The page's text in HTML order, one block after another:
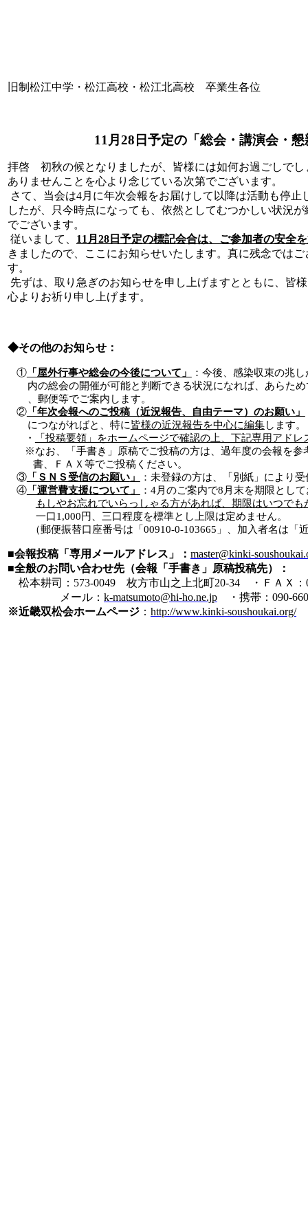
旧制松江中学・松江高校・松江北高校 卒業生各位
11 月 28 日予定の「総会・講演会・
拝啓 初秋の候となりましたが、皆様には如何お過ごしで
ありませんことを心より念じている次第でございます。
さて、当会は4月に年次会報をお届けして以降は活動も停
したが、只今時点になっても、依然としてむつかしい状況
でございます。
従いまして、 11 月 28 日予定の標記会合は、 ご参加者の安全
きましたので、ここにお知らせいたします。真に残念では
す。
先ずは、取り急ぎのお知らせを申し上げますとともに、皆
心よりお祈り申し上げます。
◆その他のお知らせ：
①「屋外行事や総会の今後について」
：今後、感染収束の兆
内の総会の開催が可能と判断できる状況になれば、あらため
、郵便等でご案内します。
②「年次会報へのご投稿（近況報告、自由テーマ）のお願い」
につながればと、特に皆様の近況報告を中心に編集します。
・
「投稿要領」をホームページで確認の上、下記専用アド
※なお、「手書き」原稿でご投稿の方は、過年度の会報を参
書、ＦＡＸ等でご投稿ください。
③「ＳＮＳ受信のお願い」
：未登録の方は、「別紙」により
④「運営費支援について」 ： 4月のご案内で8 月末を期限とし
もしやお忘れでいらっしゃる方があれば、期限はいつでも
一口1,000円、三口程度を標準とし上限は定めません。
（郵便振替口座番号は「 00910-0-103665 」、加入者名は「
■会報投稿 「専用メールアドレス」： master@kinki-
■全般のお問い合わせ先（会報「手書き」原稿投稿先）：
松本耕司： 573-0049 枚方市山之上北町20-34 ・ＦＡＸ：
メール： k-matsumoto@hi-ho.ne.jp ・ 携帯： 090-
※近畿双松会ホームページ ： http://www.kinki-soushoukai.org/